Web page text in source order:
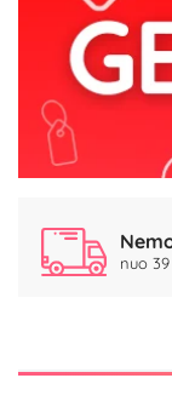
nuo